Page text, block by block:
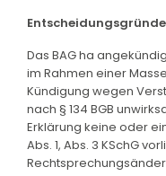
Das BAG ha
im Rahmen einer
Kündigung wegen
nach § 134 BGB
Erklärung keine oder
Abs. 1, Abs. 3 KSchG